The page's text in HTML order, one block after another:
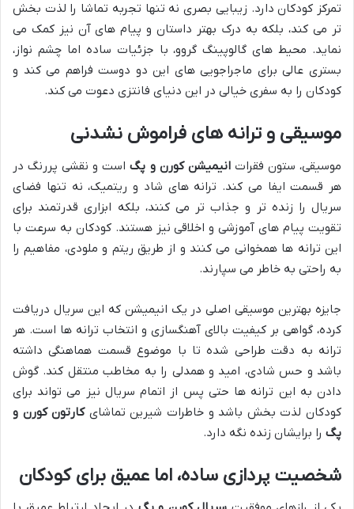
تمرکز کودکان دارد. زیبایی بصری نه تنها تجربه تماشا را لذت بخش
تر می کند، بلکه به درک بهتر داستان و پیام های آن نیز کمک می
نماید. محیط های گالوپینگ گروو، با جزئیات ساده اما چشم نواز،
بستری عالی برای ماجراجویی های این دو دوست فراهم می کند و
کودکان را به سفری خیالی در این دنیای فانتزی دعوت می کند.
موسیقی و ترانه های فراموش نشدنی
موسیقی، ستون فقراتانیمیشن کورن و پگاست و نقشی پررنگ در
هر قسمت ایفا می کند. ترانه های شاد و ریتمیک، نه تنها فضای
سریال را زنده تر و جذاب تر می کنند، بلکه ابزاری قدرتمند برای
تقویت پیام های آموزشی و اخلاقی نیز هستند. کودکان به سرعت با
این ترانه ها همخوانی می کنند و از طریق ریتم و ملودی، مفاهیم را
به راحتی به خاطر می سپارند.
جایزه بهترین موسیقی اصلی در یک انیمیشن که این سریال دریافت
کرده، گواهی بر کیفیت بالای آهنگسازی و انتخاب ترانه ها است. هر
ترانه به دقت طراحی شده تا با موضوع قسمت هماهنگی داشته
باشد و حس شادی، امید و همدلی را به مخاطب منتقل کند. گوش
دادن به این ترانه ها حتی پس از اتمام سریال نیز می تواند برای
کودکان لذت بخش باشد و خاطرات شیرین تماشایکارتون کورن و
پگ را برایشان زنده نگه دارد.
شخصیت پردازی ساده، اما عمیق برای کودکان